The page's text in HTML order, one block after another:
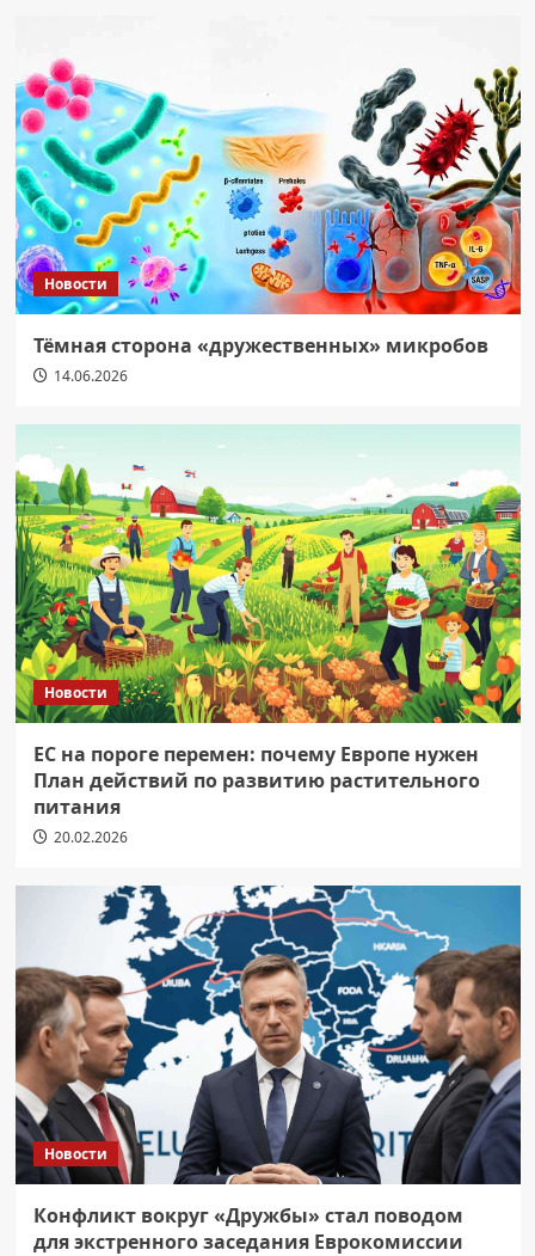
Новости
Тёмная сторона «дружественных» микробов
14.06.2026
Новости
ЕС на пороге перемен: почему Европе нужен
План действий по развитию растительного
питания
20.02.2026
Новости
Конфликт вокруг «Дружбы» стал поводом
для экстренного заседания Еврокомиссии